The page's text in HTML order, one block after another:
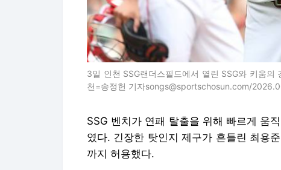
3일 인천 SSG랜더스필드에서 열린 SSG와 키움
천=송정헌 기자songs@sportschosun.com/
SSG 벤치가 연패 탈출을 위해 빠르게 움
였다. 긴장한 탓인지 제구가 흔들린 최용
까지 허용했다.